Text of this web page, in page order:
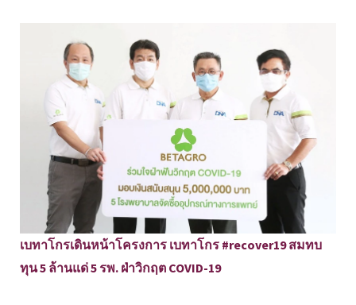
เบทาโกรเดินหน้าโครงการ เบทาโกร #recover19 สมทบ
ทุน 5 ล้านแด่ 5 รพ. ฝ่าวิกฤต COVID-19